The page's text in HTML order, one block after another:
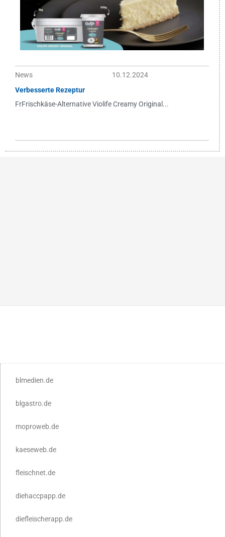
News
10.12.2024
Verbesserte Rezeptur
FrFrischkäse-Alternative Violife Creamy Original...
blmedien.de
blgastro.de
moproweb.de
kaeseweb.de
fleischnet.de
diehaccpapp.de
diefleischerapp.de